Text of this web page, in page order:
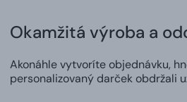
Okamžitá výroba a
Akonáhle vytvoríte objednávku,
personalizovaný darček obdržali